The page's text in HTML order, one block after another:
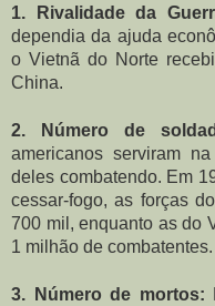
1. Rivalidade da
dependia da ajuda
o Vietnã do Norte
China.
2. Número de
americanos serviram
deles combatendo. Em
cessar-fogo, as forças
700 mil, enquanto as do
1 milhão de combatentes.
3. Número de mortos: